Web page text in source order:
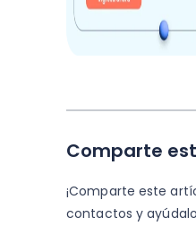
Comparte
¡Comparte este
contactos y